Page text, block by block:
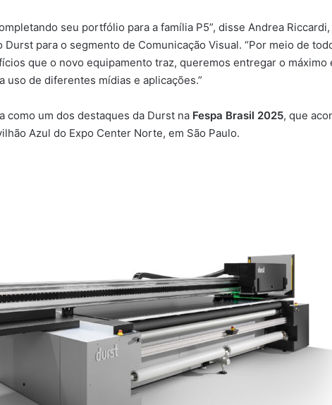
seu portfólio para a família P5”, disse Andrea Riccardi,
para o segmento de Comunicação Visual. “Por meio de
que o novo equipamento traz, queremos entregar o máximo
uso de diferentes mídias e aplicações.”
como um dos destaques da Durst na Fespa Brasil 2025, que
Azul do Expo Center Norte, em São Paulo.
Com recorde de trabalhos
e empresas participantes, 7º
Prêmio Paulista de Excelência
Gráfica conhece seus